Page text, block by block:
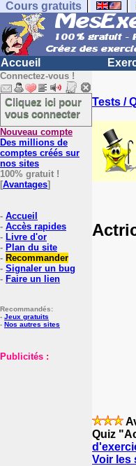
Cours gratuits
Accueil
Connectez-vous !
Cliquez ici pour
vous connecter
Nouveau compte
Des millions de
comptes créés sur
nos sites
100% gratuit !
[Avantages]
- Accueil
- Accès rapides
- Livre d'or
- Plan du site
- Recommander
- Signaler un bug
- Faire un lien
Recommandés:
- Jeux gratuits
- Nos autres sites
Publicités :
Tests /
Quiz
Voir les